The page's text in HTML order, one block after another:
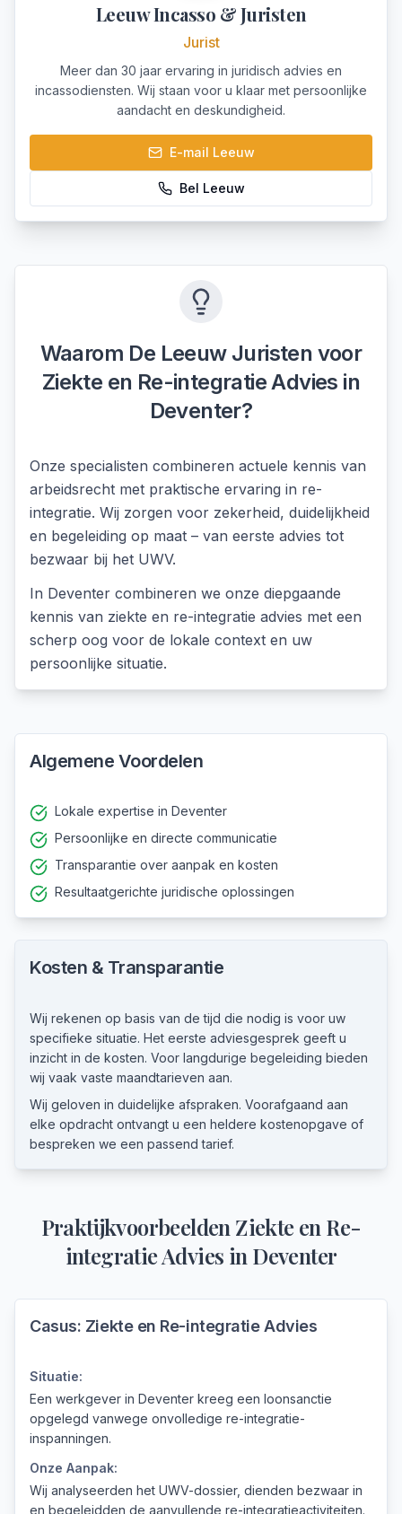
Leeuw Incasso & Juristen
Jurist
Meer dan 30 jaar ervaring in juridisch advies en
incassodiensten. Wij staan voor u klaar met persoonlijke
aandacht en deskundigheid.
E-mail Leeuw
Bel Leeuw
Waarom De Leeuw Juristen voor
Ziekte en Re-integratie Advies in
Deventer?
Onze specialisten combineren actuele kennis van
arbeidsrecht met praktische ervaring in re-
integratie. Wij zorgen voor zekerheid, duidelijkheid
en begeleiding op maat – van eerste advies tot
bezwaar bij het UWV.
In Deventer combineren we onze diepgaande
kennis van ziekte en re-integratie advies met een
scherp oog voor de lokale context en uw
persoonlijke situatie.
Algemene Voordelen
Lokale expertise in Deventer
Persoonlijke en directe communicatie
Transparantie over aanpak en kosten
Resultaatgerichte juridische oplossingen
Kosten & Transparantie
Wij rekenen op basis van de tijd die nodig is voor uw
specifieke situatie. Het eerste adviesgesprek geeft u
inzicht in de kosten. Voor langdurige begeleiding bieden
wij vaak vaste maandtarieven aan.
Wij geloven in duidelijke afspraken. Voorafgaand aan
elke opdracht ontvangt u een heldere kostenopgave of
bespreken we een passend tarief.
Praktijkvoorbeelden Ziekte en Re-
integratie Advies in Deventer
Casus: Ziekte en Re-integratie Advies
Situatie:
Een werkgever in Deventer kreeg een loonsanctie
opgelegd vanwege onvolledige re-integratie-
inspanningen.
Onze Aanpak:
Wij analyseerden het UWV-dossier, dienden bezwaar in
en begeleidden de aanvullende re-integratieactiviteiten.